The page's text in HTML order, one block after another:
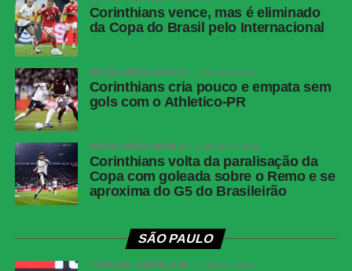
Hellmann.
COMENTE ABAIXO:
WhatsApp
Facebook
Twitter
Messenger
Corinthians vence, mas é eliminado
da Copa do Brasil pelo Internacional
BRASILEIRÃO SÉRIE A 1 semana atrás
Corinthians cria pouco e empata sem
gols com o Athletico-PR
BRASILEIRÃO SÉRIE A 2 semanas atrás
Corinthians volta da paralisação da
Copa com goleada sobre o Remo e se
aproxima do G5 do Brasileirão
SÃO PAULO
COPA SUL-AMERICANA 2 meses atrás